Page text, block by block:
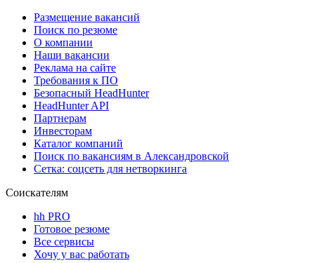
Размещение вакансий
Поиск по резюме
О компании
Наши вакансии
Реклама на сайте
Требования к ПО
Безопасный HeadHunter
HeadHunter API
Партнерам
Инвесторам
Каталог компаний
Поиск по вакансиям в Александровской
Сетка: соцсеть для нетворкинга
Соискателям
hh PRO
Готовое резюме
Все сервисы
Хочу у вас работать